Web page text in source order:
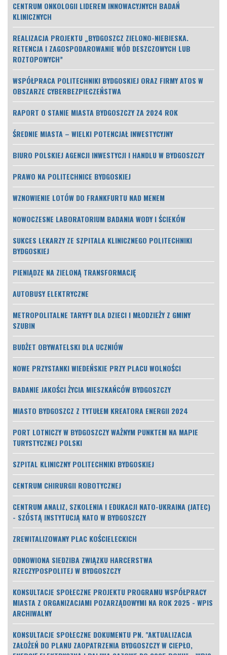
CENTRUM ONKOLOGII LIDEREM INNOWACYJNYCH BADAŃ
KLINICZNYCH
REALIZACJA PROJEKTU „BYDGOSZCZ ZIELONO-NIEBIESKA.
RETENCJA I ZAGOSPODAROWANIE WÓD DESZCZOWYCH LUB
ROZTOPOWYCH”
WSPÓŁPRACA POLITECHNIKI BYDGOSKIEJ ORAZ FIRMY ATOS W
OBSZARZE CYBERBEZPIECZEŃSTWA
RAPORT O STANIE MIASTA BYDGOSZCZY ZA 2024 ROK
ŚREDNIE MIASTA – WIELKI POTENCJAŁ INWESTYCYJNY
BIURO POLSKIEJ AGENCJI INWESTYCJI I HANDLU W BYDGOSZCZY
PRAWO NA POLITECHNICE BYDGOSKIEJ
WZNOWIENIE LOTÓW DO FRANKFURTU NAD MENEM
NOWOCZESNE LABORATORIUM BADANIA WODY I ŚCIEKÓW
SUKCES LEKARZY ZE SZPITALA KLINICZNEGO POLITECHNIKI
BYDGOSKIEJ
PIENIĄDZE NA ZIELONĄ TRANSFORMACJĘ
AUTOBUSY ELEKTRYCZNE
METROPOLITALNE TARYFY DLA DZIECI I MŁODZIEŻY Z GMINY
SZUBIN
BUDŻET OBYWATELSKI DLA UCZNIÓW
NOWE PRZYSTANKI WIEDEŃSKIE PRZY PLACU WOLNOŚCI
BADANIE JAKOŚCI ŻYCIA MIESZKAŃCÓW BYDGOSZCZY
MIASTO BYDGOSZCZ Z TYTUŁEM KREATORA ENERGII 2024
PORT LOTNICZY W BYDGOSZCZY WAŻNYM PUNKTEM NA MAPIE
TURYSTYCZNEJ POLSKI
SZPITAL KLINICZNY POLITECHNIKI BYDGOSKIEJ
CENTRUM CHIRURGII ROBOTYCZNEJ
CENTRUM ANALIZ, SZKOLENIA I EDUKACJI NATO-UKRAINA (JATEC)
- SZÓSTĄ INSTYTUCJĄ NATO W BYDGOSZCZY
ZREWITALIZOWANY PLAC KOŚCIELECKICH
ODNOWIONA SIEDZIBA ZWIĄZKU HARCERSTWA
RZECZYPOSPOLITEJ W BYDGOSZCZY
KONSULTACJE SPOŁECZNE PROJEKTU PROGRAMU WSPÓŁPRACY
MIASTA Z ORGANIZACJAMI POZARZĄDOWYMI NA ROK 2025 - WPIS
ARCHIWALNY
KONSULTACJE SPOŁECZNE DOKUMENTU PN. "AKTUALIZACJA
ZAŁOŻEŃ DO PLANU ZAOPATRZENIA BYDGOSZCZY W CIEPŁO,